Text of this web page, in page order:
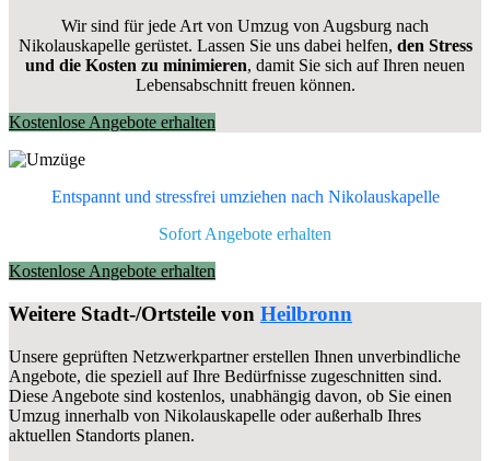
Wir sind für jede Art von Umzug von Augsburg nach
Nikolauskapelle gerüstet. Lassen Sie uns dabei helfen, den Stress
und die Kosten zu minimieren, damit Sie sich auf Ihren neuen
Lebensabschnitt freuen können.
Kostenlose Angebote erhalten
Entspannt und stressfrei umziehen nach Nikolauskapelle
Sofort Angebote erhalten
Kostenlose Angebote erhalten
Weitere Stadt-/Ortsteile von Heilbronn
Unsere geprüften Netzwerkpartner erstellen Ihnen unverbindliche
Angebote, die speziell auf Ihre Bedürfnisse zugeschnitten sind.
Diese Angebote sind kostenlos, unabhängig davon, ob Sie einen
Umzug innerhalb von Nikolauskapelle oder außerhalb Ihres
aktuellen Standorts planen.